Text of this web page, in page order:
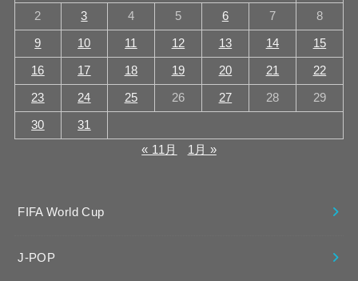
2 3 4 5 6 7 8
9 10 11 12 13 14 15
16 17 18 19 20 21 22
23 24 25 26 27 28 29
30
31
« 11月
1月 »
FIFA World Cup
J-POP